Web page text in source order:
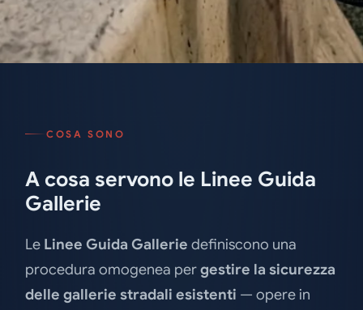
COSA SONO
A cosa servono le Linee Guida
Gallerie
Le Linee Guida Gallerie definiscono una
procedura omogenea pergestire la sicurezza
delle gallerie stradali esistenti — opere in